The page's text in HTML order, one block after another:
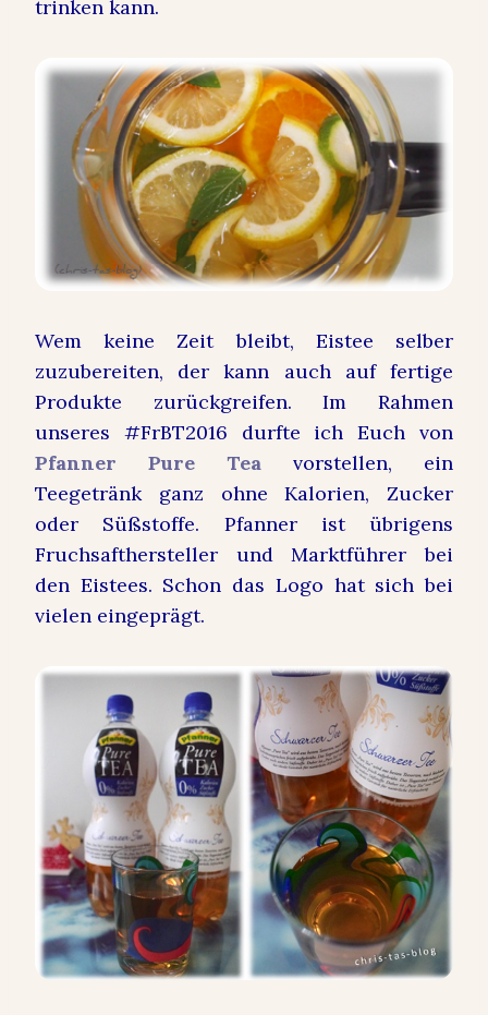
trinken kann.
Wem keine Zeit bleibt, Eistee selber
zuzubereiten, der kann auch auf fertige
Produkte zurückgreifen. Im Rahmen
unseres #FrBT2016 durfte ich Euch von
Pfanner Pure Tea
vorstellen, ein
Teegetränk ganz ohne Kalorien, Zucker
oder Süßstoffe. Pfanner ist übrigens
Fruchsafthersteller und Marktführer bei
den Eistees. Schon das Logo hat sich bei
vielen eingeprägt.